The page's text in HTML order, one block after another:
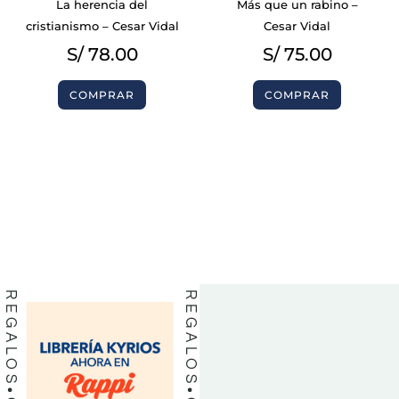
La herencia del
cristianismo – Cesar Vidal
S/78.00
COMPRAR
Más que un rabino –
Cesar Vidal
S/75.00
COMPRAR
REGALOS
REGALOS